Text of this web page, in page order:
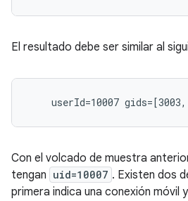
El resultado debe ser similar al
Con el volcado de muestra
tengan uid=10007 . Existen dos
primera indica una conexión móvil